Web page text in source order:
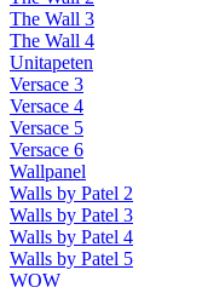
The Wall 3
The Wall 4
Unitapeten
Versace 3
Versace 4
Versace 5
Versace 6
Wallpanel
Walls by Patel 2
Walls by Patel 3
Walls by Patel 4
Walls by Patel 5
WOW